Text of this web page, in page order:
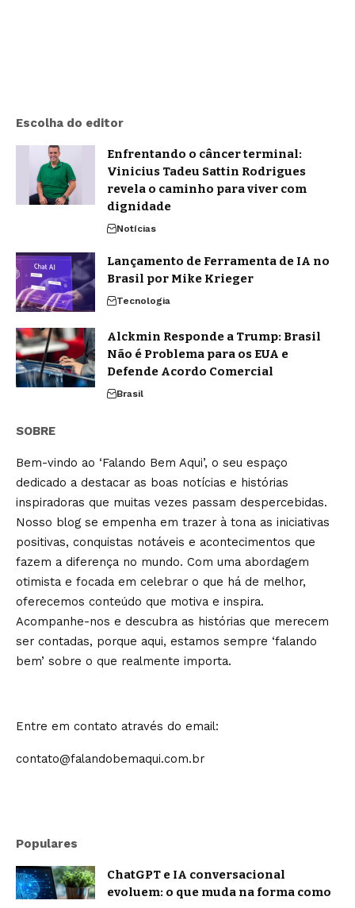
Escolha do editor
Enfrentando o câncer terminal:
Vinicius Tadeu Sattin Rodrigues
revela o caminho para viver com
dignidade
Notícias
Lançamento de Ferramenta de IA no
Brasil por Mike Krieger
Tecnologia
Alckmin Responde a Trump: Brasil
Não é Problema para os EUA e
Defende Acordo Comercial
Brasil
SOBRE
Bem-vindo ao ‘Falando Bem Aqui’, o seu espaço
dedicado a destacar as boas notícias e histórias
inspiradoras que muitas vezes passam despercebidas.
Nosso blog se empenha em trazer à tona as iniciativas
positivas, conquistas notáveis e acontecimentos que
fazem a diferença no mundo. Com uma abordagem
otimista e focada em celebrar o que há de melhor,
oferecemos conteúdo que motiva e inspira.
Acompanhe-nos e descubra as histórias que merecem
ser contadas, porque aqui, estamos sempre ‘falando
bem’ sobre o que realmente importa.
Entre em contato através do email:
contato@falandobemaqui.com.br
Populares
ChatGPT e IA conversacional
evoluem: o que muda na forma como